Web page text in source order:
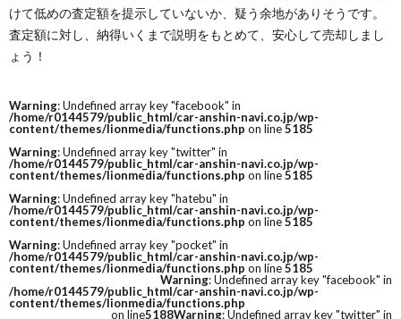
けて低めの査定額を提示していないか、疑う余地がありそうです。
査定額に対し、納得いくまで説明をもとめて、安心して売却しまし
ょう！
Warning: Undefined array key "facebook" in
/home/r0144579/public_html/car-anshin-navi.co.jp/wp-
content/themes/lionmedia/functions.php on line5185
Warning: Undefined array key "twitter" in
/home/r0144579/public_html/car-anshin-navi.co.jp/wp-
content/themes/lionmedia/functions.php on line5185
Warning: Undefined array key "hatebu" in
/home/r0144579/public_html/car-anshin-navi.co.jp/wp-
content/themes/lionmedia/functions.php on line5185
Warning: Undefined array key "pocket" in
/home/r0144579/public_html/car-anshin-navi.co.jp/wp-
content/themes/lionmedia/functions.php on line5185
Warning: Undefined array key "facebook" in
/home/r0144579/public_html/car-anshin-navi.co.jp/wp-
content/themes/lionmedia/functions.php
on line5188Warning: Undefined array key "twitter" in